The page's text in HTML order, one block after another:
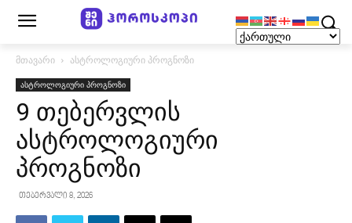
მთავარი ასტროლოგიური პროგნოზი
ასტროლოგიური პროგნოზი
9 თებერვლის
ასტროლოგიური
პროგნოზი
თებერვალი 8, 2026